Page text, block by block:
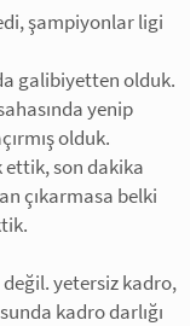
şampiyonlar ligi
galibiyetten olduk.
yenip
olduk.
son dakika
çıkarmasa belki
yetersiz kadro,
kadro darlığı